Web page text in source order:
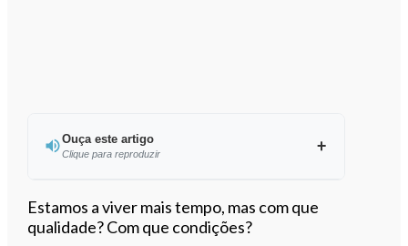
Ouça este artigo
Clique para reproduzir
Ouvir este artigo
Estamos a viver mais tempo, mas com que
qualidade? Com que condições?